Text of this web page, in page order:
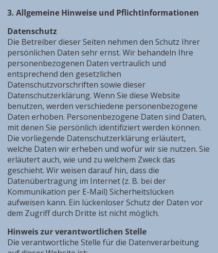
3. Allgemeine Hinweise und Pflichtinformationen
Datenschutz
Die Betreiber dieser Seiten nehmen den Schutz Ihrer
persönlichen Daten sehr ernst. Wir behandeln Ihre
personenbezogenen Daten vertraulich und
entsprechend den gesetzlichen
Datenschutzvorschriften sowie dieser
Datenschutzerklärung. Wenn Sie diese Website
benutzen, werden verschiedene personenbezogene
Daten erhoben. Personenbezogene Daten sind Daten,
mit denen Sie persönlich identifiziert werden können.
Die vorliegende Datenschutzerklärung erläutert,
welche Daten wir erheben und wofür wir sie nutzen. Sie
erläutert auch, wie und zu welchem Zweck das
geschieht. Wir weisen darauf hin, dass die
Datenübertragung im Internet (z. B. bei der
Kommunikation per E-Mail) Sicherheitslücken
aufweisen kann. Ein lückenloser Schutz der Daten vor
dem Zugriff durch Dritte ist nicht möglich.
Hinweis zur verantwortlichen Stelle
​Die verantwortliche Stelle für die Datenverarbeitung